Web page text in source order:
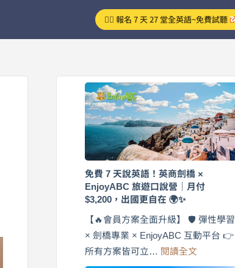
👉🏻 報名 7 天 27 堂全英語~免費試聽
免費 7 天說英語！英商劍橋 ×
EnjoyABC 旅遊口說營｜月付
$3,200，出國更自在 🌍✨
【🔥會員方案全面升級】 🛡️ 彈性學習
× 劍橋專業 × EnjoyABC 互動平台 👉
所有方案皆可立… 閱讀全文